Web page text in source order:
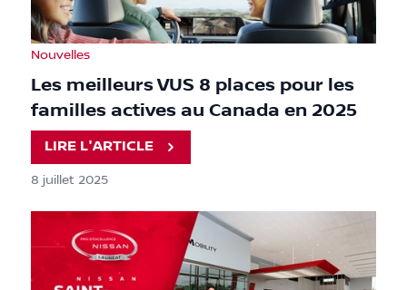
Nouvelles
Les meilleurs VUS 8 places pour les
familles actives au Canada en 2025
LIRE L'ARTICLE
8 juillet 2025